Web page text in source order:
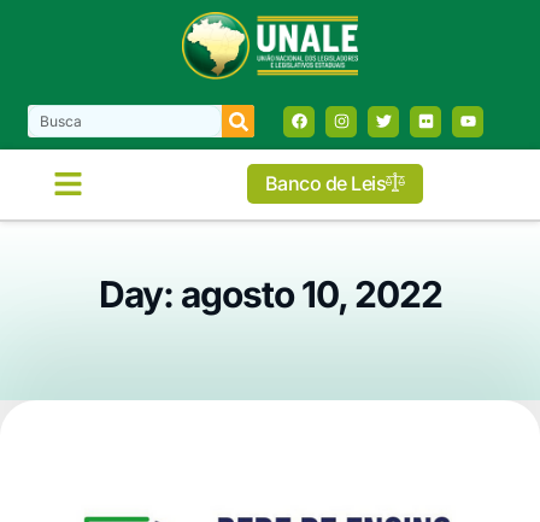
Banco de Leis
Day: agosto 10, 2022